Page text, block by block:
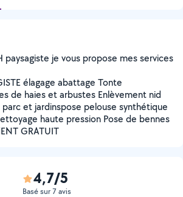
paysagiste je vous propose mes services
élagage abattage Tonte
de haies et arbustes Enlèvement nid
et jardinspose pelouse synthétique
haute pression Pose de bennes
GRATUIT
4,7/5
Basé sur 7 avis